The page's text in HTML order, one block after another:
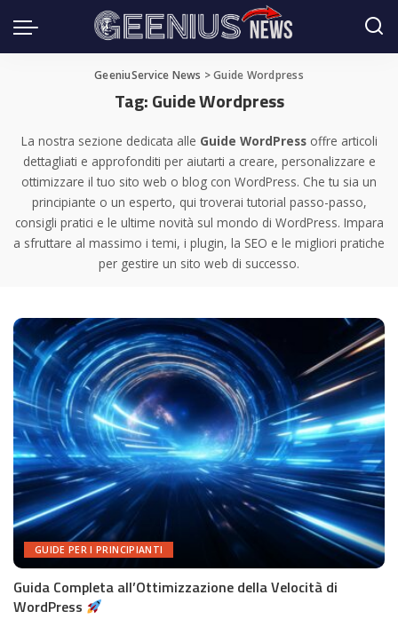
GeeniuService News >Guide Wordpress
Tag:Guide Wordpress
La nostra sezione dedicata alle Guide WordPressoffre articoli
dettagliati e approfonditi per aiutarti a creare, personalizzare e
ottimizzare il tuo sito web o blog con WordPress. Che tu sia un
principiante o un esperto, qui troverai tutorial passo-passo,
consigli pratici e le ultime novità sul mondo di WordPress. Impara
a sfruttare al massimo i temi, i plugin, la SEO e le migliori pratiche
per gestire un sito web di successo.
GUIDE PER I PRINCIPIANTI
Guida Completa all’Ottimizzazione della Velocità di
WordPress